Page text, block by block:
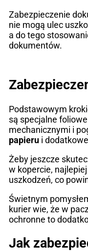
Zabezpieczenie
nie mogą ulec
a do tego
dokumentów.
Podstawowym
są specjalne foliowe
mechanicznymi i
papieru i
Żeby jeszcze
w kopercie,
uszkodzeń, co
Świetnym
kurier wie, że w
ochronne to
Jak